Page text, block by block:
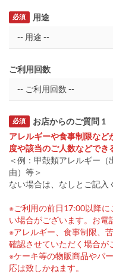
用途
必須
ご利用回数
お店からのご質問 1
必須
アレルギーや食事制限など
度や該当のご人数などでき
＜例：甲殻類アレルギー
由）等＞
ない場合は、なしとご記入
※ご利用の前日17:00以降
い場合がございます。お電
※アレルギー、食事制限、
確認させていただく場合が
※ケーキ等の物販商品やパ
応は致しかねます。